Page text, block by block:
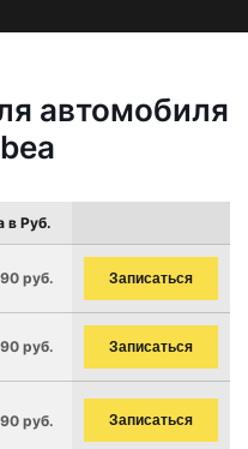
автомобиля
в Руб.
руб. Записаться
руб. Записаться
руб. Записаться